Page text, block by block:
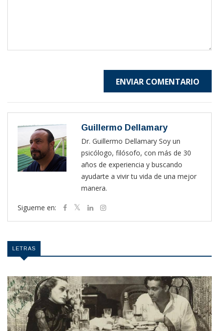
ENVIAR COMENTARIO
Guillermo Dellamary
Dr. Guillermo Dellamary Soy un
psicólogo, filósofo, con más de 30
años de experiencia y buscando
ayudarte a vivir tu vida de una mejor
manera.
Sigueme en:
LETRAS